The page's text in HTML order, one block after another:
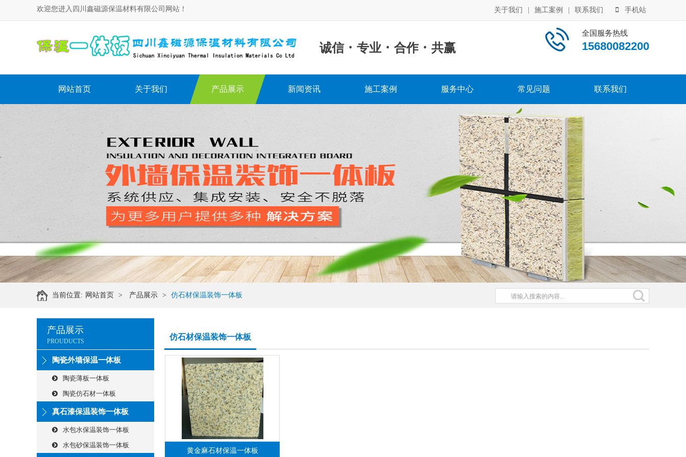
欢迎您进入四川鑫磁源保温材料有限公司网站！ 关于我们 施工案例 联系我们 手机站
诚信 · 专业 · 合作 · 共赢
全国服务热线
15680082200
网站首页 关于我们 产品展示 新闻资讯 施工案例 服务中心 常见问题 联系我们
当前位置: 网站首页 > 产品展示 > 仿石材保温装饰一体板
产品展示
PROUDUCTS
陶瓷外墙保温一体板
陶瓷薄板一体板
陶瓷仿石材一体板
真石漆保温装饰一体板
水包水保温装饰一体板
水包砂保温装饰一体板
仿石材保温装饰一体板
黄金麻石材保温一体板